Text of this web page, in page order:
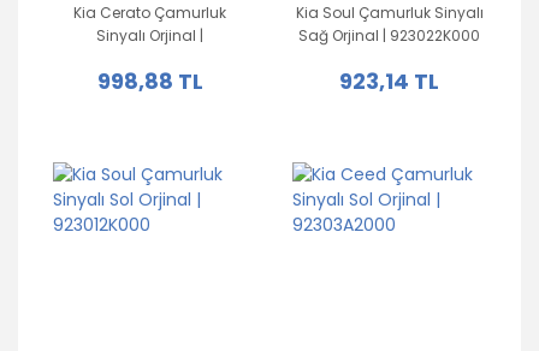
Kia Cerato Çamurluk
Sinyalı Orjinal |
998,88 TL
Kia Soul Çamurluk Sinyalı
Sağ Orjinal | 923022K000
923,14 TL